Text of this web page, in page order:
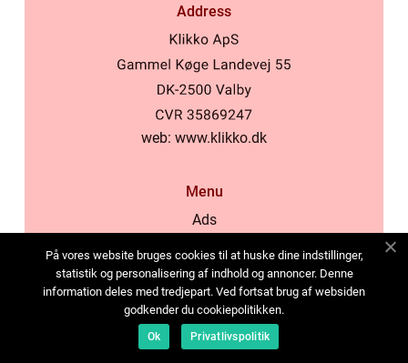
Address
web: www.klikko.dk
Menu
Ads
Cookies
Contact
Sitemap
På vores website bruges cookies til at huske dine indstillinger,
statistik og personalisering af indhold og annoncer. Denne
information deles med tredjepart. Ved fortsat brug af websiden
godkender du cookiepolitikken.
Ok Privatlivspolitik